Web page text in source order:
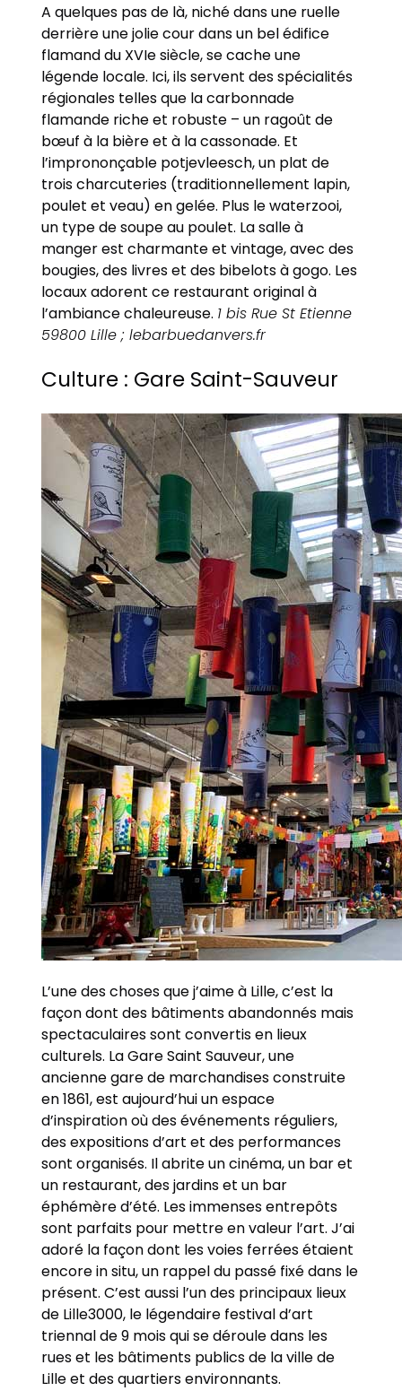
A quelques pas de là, niché dans une ruelle
derrière une jolie cour dans un bel édifice
flamand du XVIe siècle, se cache une
légende locale. Ici, ils servent des spécialités
régionales telles que la carbonnade
flamande riche et robuste – un ragoût de
bœuf à la bière et à la cassonade. Et
l’imprononçable potjevleesch, un plat de
trois charcuteries (traditionnellement lapin,
poulet et veau) en gelée. Plus le waterzooi,
un type de soupe au poulet. La salle à
manger est charmante et vintage, avec des
bougies, des livres et des bibelots à gogo. Les
locaux adorent ce restaurant original à
l’ambiance chaleureuse. 1 bis Rue St Etienne
59800 Lille ; lebarbuedanvers.fr
Culture : Gare Saint-Sauveur
L’une des choses que j’aime à Lille, c’est la
façon dont des bâtiments abandonnés mais
spectaculaires sont convertis en lieux
culturels. La Gare Saint Sauveur, une
ancienne gare de marchandises construite
en 1861, est aujourd’hui un espace
d’inspiration où des événements réguliers,
des expositions d’art et des performances
sont organisés. Il abrite un cinéma, un bar et
un restaurant, des jardins et un bar
éphémère d’été. Les immenses entrepôts
sont parfaits pour mettre en valeur l’art. J’ai
adoré la façon dont les voies ferrées étaient
encore in situ, un rappel du passé fixé dans le
présent. C’est aussi l’un des principaux lieux
de Lille3000, le légendaire festival d’art
triennal de 9 mois qui se déroule dans les
rues et les bâtiments publics de la ville de
Lille et des quartiers environnants.